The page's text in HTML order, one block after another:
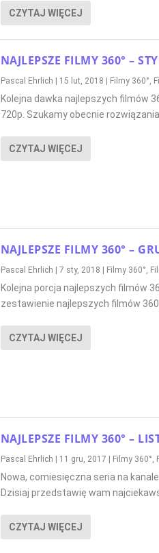
CZYTAJ WIĘCEJ
NAJLEPSZE FILMY 360° –
Pascal Ehrlich | 15 lut, 2018 | Filmy 360°
Kolejna dawka najlepszych filmów
720p. Szukamy obecnie rozwiązania
CZYTAJ WIĘCEJ
NAJLEPSZE FILMY 360° –
Pascal Ehrlich | 7 sty, 2018 | Filmy 360°
Kolejna porcja najlepszych filmów
zestawienie najlepszych filmów 360...
CZYTAJ WIĘCEJ
NAJLEPSZE FILMY 360° –
Pascal Ehrlich | 11 gru, 2017 | Filmy 360°
Nowa, comiesięczna seria na
Dzisiaj przedstawię wam
CZYTAJ WIĘCEJ